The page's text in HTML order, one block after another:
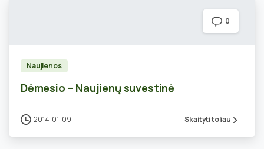
0
Naujienos
Dėmesio – Naujienų suvestinė
2014-01-09 Skaityti toliau